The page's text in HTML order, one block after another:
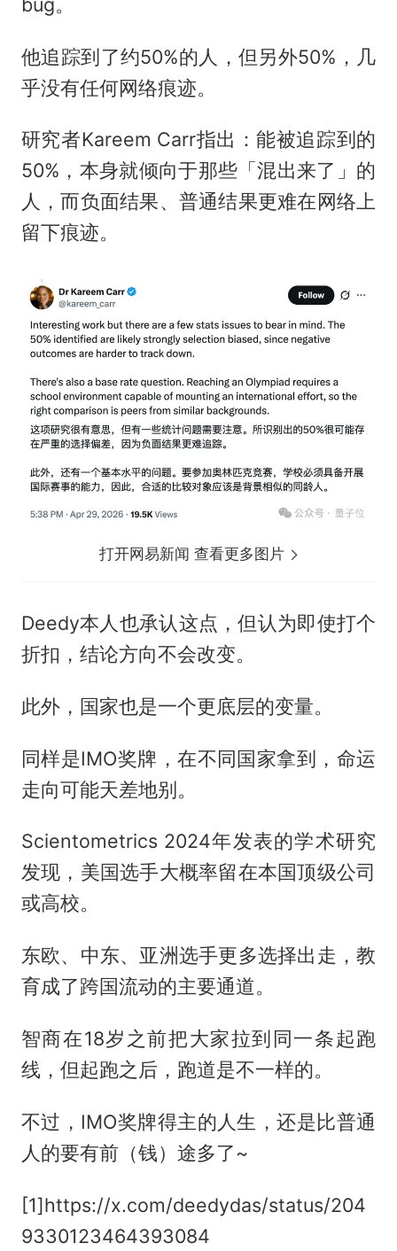
他追踪到了约50%的人，但另外50%，几
乎没有任何网络痕迹。
研究者Kareem Carr指出：能被追踪到的
50%，本身就倾向于那些「混出来了」的
人，而负面结果、普通结果更难在网络上
留下痕迹。
打开网易新闻 查看更多图片
Deedy本人也承认这点，但认为即使打个
折扣，结论方向不会改变。
此外，国家也是一个更底层的变量。
同样是IMO奖牌，在不同国家拿到，命运
走向可能天差地别。
Scientometrics 2024年发表的学术研究
发现，美国选手大概率留在本国顶级公司
或高校。
东欧、中东、亚洲选手更多选择出走，教
育成了跨国流动的主要通道。
智商在18岁之前把大家拉到同一条起跑
线，但起跑之后，跑道是不一样的。
不过，IMO奖牌得主的人生，还是比普通
人的要有前（钱）途多了~
[1]https://x.com/deedydas/status/204
9330123464393084